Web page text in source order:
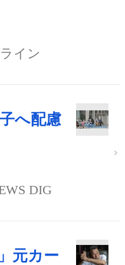
イン
へ配慮
DIG
元カー